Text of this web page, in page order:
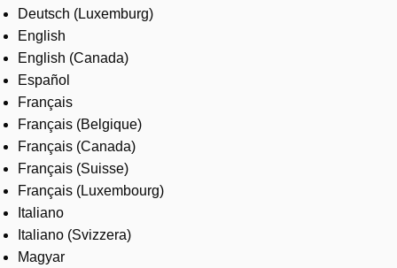
Contact us
Careers
Deutsch (Luxemburg)
English
English (Canada)
Español
Français
Français (Belgique)
Français (Canada)
Français (Suisse)
Français (Luxembourg)
Italiano
Italiano (Svizzera)
Magyar